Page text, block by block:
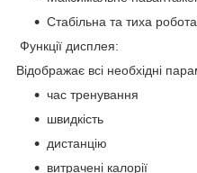
Стабільна та тиха робота
Функції дисплея:
Відображає всі необхідні
час тренування
швидкість
дистанцію
витрачені калорії